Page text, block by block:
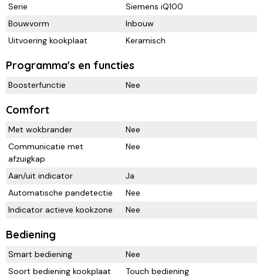
Serie
Siemens iQ100
Bouwvorm
Inbouw
Uitvoering kookplaat
Keramisch
Programma's en functies
Boosterfunctie Nee
Comfort
Met wokbrander
Nee
Communicatie met
afzuigkap
Nee
Aan/uit indicator
Ja
Automatische pandetectie
Nee
Indicator actieve kookzone
Nee
Bediening
Smart bediening
Nee
Soort bediening kookplaat
Touch bediening